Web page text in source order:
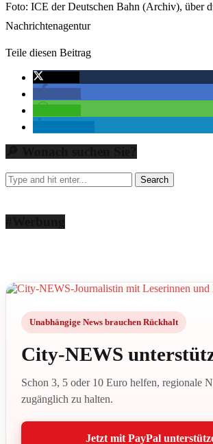
Foto: ICE der Deutschen Bahn (Archiv), über
Nachrichtenagentur
Teile diesen Beitrag
Unabhängige News brauchen Rückhalt
City-NEWS
Schon 3, 5 oder 10 Euro helfen, regionale
zugänglich zu halten.
Jetzt mit PayPal